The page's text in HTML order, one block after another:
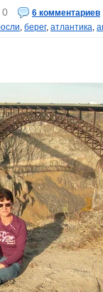
0
6 комментариев
, берег, атлантика,